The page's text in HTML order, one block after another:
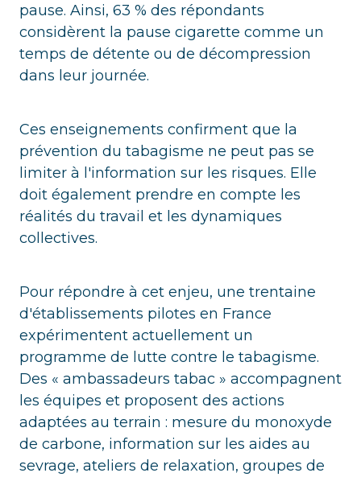
pause. Ainsi, 63 % des répondants
considèrent la pause cigarette comme un
temps de détente ou de décompression
dans leur journée.
Ces enseignements confirment que la
prévention du tabagisme ne peut pas se
limiter à l'information sur les risques. Elle
doit également prendre en compte les
réalités du travail et les dynamiques
collectives.
Pour répondre à cet enjeu, une trentaine
d'établissements pilotes en France
expérimentent actuellement un
programme de lutte contre le tabagisme.
Des « ambassadeurs tabac » accompagnent
les équipes et proposent des actions
adaptées au terrain : mesure du monoxyde
de carbone, information sur les aides au
sevrage, ateliers de relaxation, groupes de